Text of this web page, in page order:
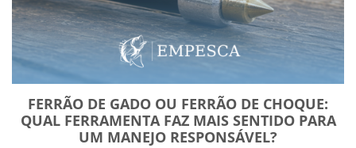
FERRÃO DE GADO OU FERRÃO DE CHOQUE:
QUAL FERRAMENTA FAZ MAIS SENTIDO PARA
UM MANEJO RESPONSÁVEL?